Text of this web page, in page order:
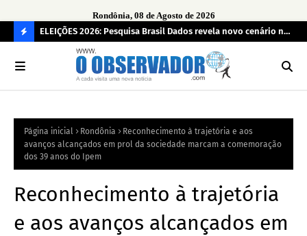
Rondônia, 08 de Agosto de 2026
O
R
A
mais
ELEIÇÕES 2026: Pesquisa Brasil Dados revela novo cenário na
disputa pelo Governo de Rondônia
Página inicial Rondônia
Reconhecimento à trajetória e aos
avanços alcançados em prol da sociedade marcam a comemoração
dos 39 anos do Ipem
Reconhecimento à trajetória
e aos avanços alcançados em